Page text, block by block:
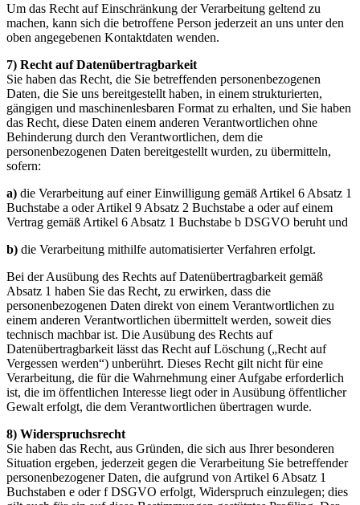
Um das Recht auf Einschränkung der Verarbeitung geltend zu
machen, kann sich die betroffene Person jederzeit an uns unter den
oben angegebenen Kontaktdaten wenden.
7) Recht auf Datenübertragbarkeit
Sie haben das Recht, die Sie betreffenden personenbezogenen
Daten, die Sie uns bereitgestellt haben, in einem strukturierten,
gängigen und maschinenlesbaren Format zu erhalten, und Sie haben
das Recht, diese Daten einem anderen Verantwortlichen ohne
Behinderung durch den Verantwortlichen, dem die
personenbezogenen Daten bereitgestellt wurden, zu übermitteln,
sofern:
a) die Verarbeitung auf einer Einwilligung gemäß Artikel 6 Absatz 1
Buchstabe a oder Artikel 9 Absatz 2 Buchstabe a oder auf einem
Vertrag gemäß Artikel 6 Absatz 1 Buchstabe b DSGVO beruht und
b) die Verarbeitung mithilfe automatisierter Verfahren erfolgt.
Bei der Ausübung des Rechts auf Datenübertragbarkeit gemäß
Absatz 1 haben Sie das Recht, zu erwirken, dass die
personenbezogenen Daten direkt von einem Verantwortlichen zu
einem anderen Verantwortlichen übermittelt werden, soweit dies
technisch machbar ist. Die Ausübung des Rechts auf
Datenübertragbarkeit lässt das Recht auf Löschung („Recht auf
Vergessen werden“) unberührt. Dieses Recht gilt nicht für eine
Verarbeitung, die für die Wahrnehmung einer Aufgabe erforderlich
ist, die im öffentlichen Interesse liegt oder in Ausübung öffentlicher
Gewalt erfolgt, die dem Verantwortlichen übertragen wurde.
8) Widerspruchsrecht
Sie haben das Recht, aus Gründen, die sich aus Ihrer besonderen
Situation ergeben, jederzeit gegen die Verarbeitung Sie betreffender
personenbezogener Daten, die aufgrund von Artikel 6 Absatz 1
Buchstaben e oder f DSGVO erfolgt, Widerspruch einzulegen; dies